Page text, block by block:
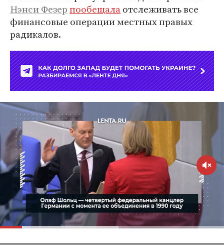
Нэнси Фезерпообещалаотслеживать все
финансовые операции местных правых
радикалов.